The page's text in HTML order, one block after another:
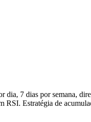
7 dias por semana,
RSI. Estratégia de